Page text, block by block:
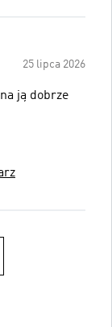
25 lipca 2026
ją dobrze